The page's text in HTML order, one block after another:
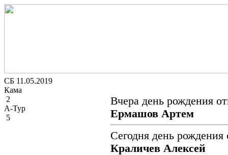
СБ 11.05.2019
Кама
2
А-Тур
5
Вчера день рождения
Ермашов Артем
Сегодня день рождения
Краличев Алексей